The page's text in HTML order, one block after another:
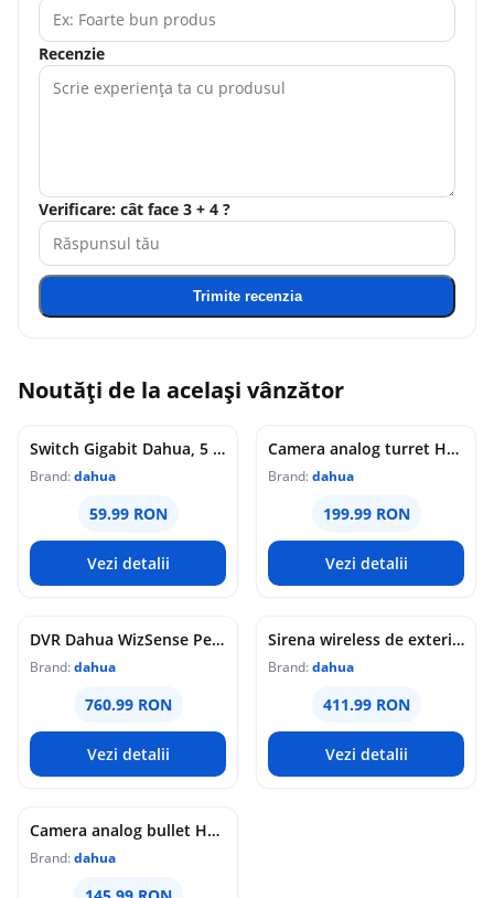
Recenzie
Verificare: cât face 3 + 4 ?
Trimite recenzia
Noutăți de la același vânzător
Switch Gigabit Dahua, 5 porturi 10/100/1000 Mbps, unmanaged, Plug &amp; Play, carcasa metalica, DH-SG1005
Brand:dahua
59.99 RON
Vezi detalii
Camera analog turret HDCVI Dahua, 5MP, Starlight, Smart Dual Light, IR 40m, lumina alba 40m, lentila 2.8mm, microfon, IP67, HAC-HDW1500T-IL-A-S3
Brand:dahua
199.99 RON
Vezi detalii
DVR Dahua WizSense Penta-brid, 16 canale, 5MP, SMD Plus, AI Coding, pana la 24 camere IP 6MP, HDMI 4K, 1 HDD 16TB, XVR1B16H-I
Brand:dahua
760.99 RON
Vezi detalii
Sirena wireless de exterior Dahua, 868 MHz, 110 dB, alarma audio-vizuala, comunicare bidirectionala, 12V DC sau baterii, IP65, ARA13-W2(868)YELLOW
Brand:dahua
411.99 RON
Vezi detalii
Camera analog bullet HDCVI Dahua, 2MP, Smart Dual Light, IR 20m, lumina alba 20m, lentila 3.6mm, microfon, IP67, HAC-HFW1200CMP-IL-A-0360B-S6
Brand:dahua